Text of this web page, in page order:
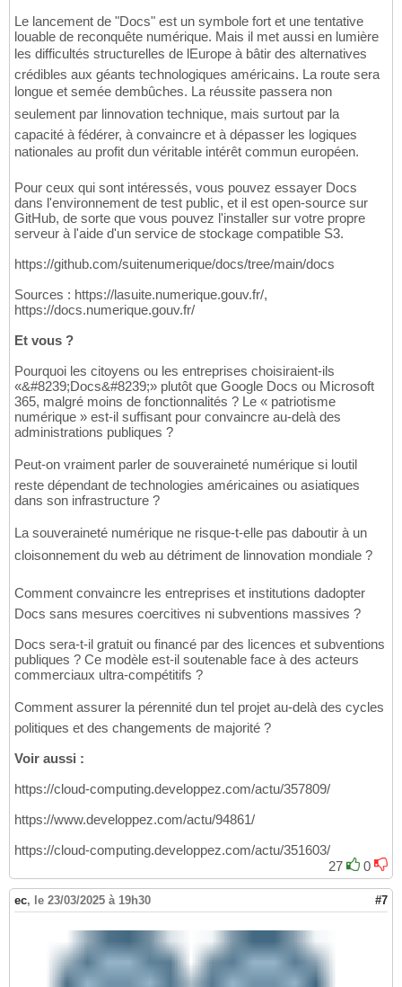
Le lancement de "Docs" est un symbole fort et une tentative
louable de reconquête numérique. Mais il met aussi en lumière
les difficultés structurelles de lEurope à bâtir des alternatives
crédibles aux géants technologiques américains. La route sera
longue et semée dembûches. La réussite passera non
seulement par linnovation technique, mais surtout par la
capacité à fédérer, à convaincre et à dépasser les logiques
nationales au profit dun véritable intérêt commun européen.
Pour ceux qui sont intéressés, vous pouvez essayer Docs
dans l'environnement de test public, et il est open-source sur
GitHub, de sorte que vous pouvez l'installer sur votre propre
serveur à l'aide d'un service de stockage compatible S3.
https://github.com/suitenumerique/docs/tree/main/docs
Sources : https://lasuite.numerique.gouv.fr/,
https://docs.numerique.gouv.fr/
Et vous ?
Pourquoi les citoyens ou les entreprises choisiraient-ils
«&#8239;Docs&#8239;» plutôt que Google Docs ou Microsoft
365, malgré moins de fonctionnalités ? Le « patriotisme
numérique » est-il suffisant pour convaincre au-delà des
administrations publiques ?
Peut-on vraiment parler de souveraineté numérique si loutil
reste dépendant de technologies américaines ou asiatiques
dans son infrastructure ?
La souveraineté numérique ne risque-t-elle pas daboutir à un
cloisonnement du web au détriment de linnovation mondiale ?
Comment convaincre les entreprises et institutions dadopter
Docs sans mesures coercitives ni subventions massives ?
Docs sera-t-il gratuit ou financé par des licences et subventions
publiques ? Ce modèle est-il soutenable face à des acteurs
commerciaux ultra-compétitifs ?
Comment assurer la pérennité dun tel projet au-delà des cycles
politiques et des changements de majorité ?
Voir aussi :
https://cloud-computing.developpez.com/actu/357809/
https://www.developpez.com/actu/94861/
https://cloud-computing.developpez.com/actu/351603/
27
0
ec, le 23/03/2025 à 19h30 #7